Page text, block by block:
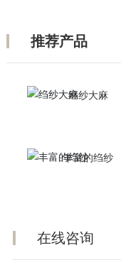
推荐产品
绉纱大麻
丰富的绉纱
在线咨询